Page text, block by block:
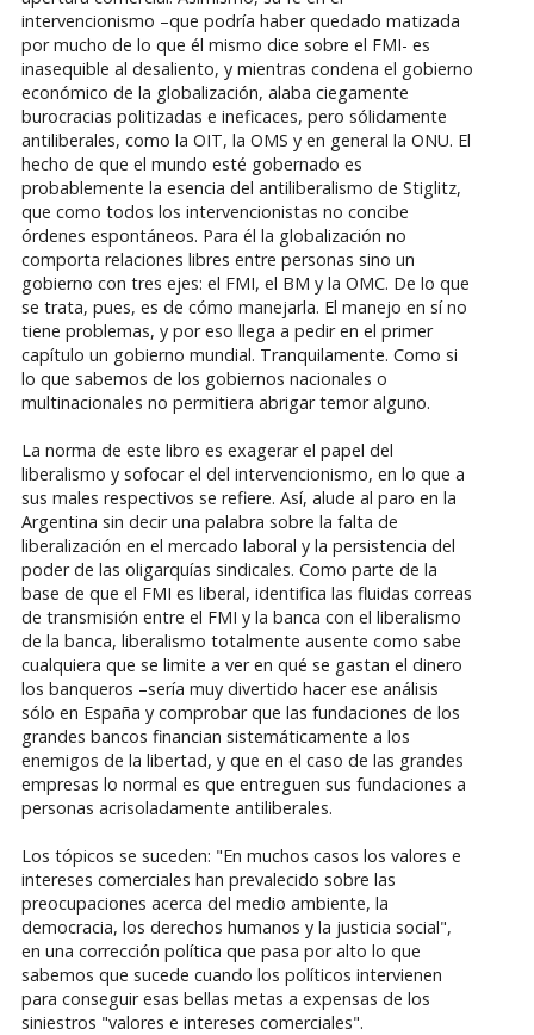
intervencionismo –que podría haber quedado matizada
por mucho de lo que él mismo dice sobre el FMI- es
inasequible al desaliento, y mientras condena el gobierno
económico de la globalización, alaba ciegamente
burocracias politizadas e ineficaces, pero sólidamente
antiliberales, como la OIT, la OMS y en general la ONU. El
hecho de que el mundo esté gobernado es
probablemente la esencia del antiliberalismo de Stiglitz,
que como todos los intervencionistas no concibe
órdenes espontáneos. Para él la globalización no
comporta relaciones libres entre personas sino un
gobierno con tres ejes: el FMI, el BM y la OMC. De lo que
se trata, pues, es de cómo manejarla. El manejo en sí no
tiene problemas, y por eso llega a pedir en el primer
capítulo un gobierno mundial. Tranquilamente. Como si
lo que sabemos de los gobiernos nacionales o
multinacionales no permitiera abrigar temor alguno.
La norma de este libro es exagerar el papel del
liberalismo y sofocar el del intervencionismo, en lo que a
sus males respectivos se refiere. Así, alude al paro en la
Argentina sin decir una palabra sobre la falta de
liberalización en el mercado laboral y la persistencia del
poder de las oligarquías sindicales. Como parte de la
base de que el FMI es liberal, identifica las fluidas correas
de transmisión entre el FMI y la banca con el liberalismo
de la banca, liberalismo totalmente ausente como sabe
cualquiera que se limite a ver en qué se gastan el dinero
los banqueros –sería muy divertido hacer ese análisis
sólo en España y comprobar que las fundaciones de los
grandes bancos financian sistemáticamente a los
enemigos de la libertad, y que en el caso de las grandes
empresas lo normal es que entreguen sus fundaciones a
personas acrisoladamente antiliberales.
Los tópicos se suceden: "En muchos casos los valores e
intereses comerciales han prevalecido sobre las
preocupaciones acerca del medio ambiente, la
democracia, los derechos humanos y la justicia social",
en una corrección política que pasa por alto lo que
sabemos que sucede cuando los políticos intervienen
para conseguir esas bellas metas a expensas de los
siniestros "valores e intereses comerciales".